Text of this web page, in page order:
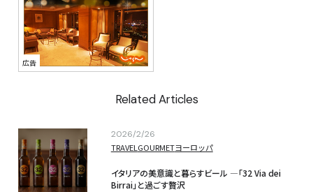
Related Articles
2026/2/26
TRAVELGOURMETヨーロッパ
イタリアの美意識と暮らすビール —「32 Via dei
Birrai」と過ごす贅沢